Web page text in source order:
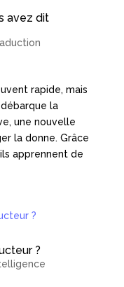
avez dit
rapide, mais
la
une nouvelle
la donne. Grâce
apprennent de
?